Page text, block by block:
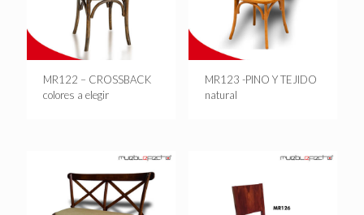
MR122 – CROSSBACK
colores a elegir
MR123 -PINO Y TEJIDO
natural